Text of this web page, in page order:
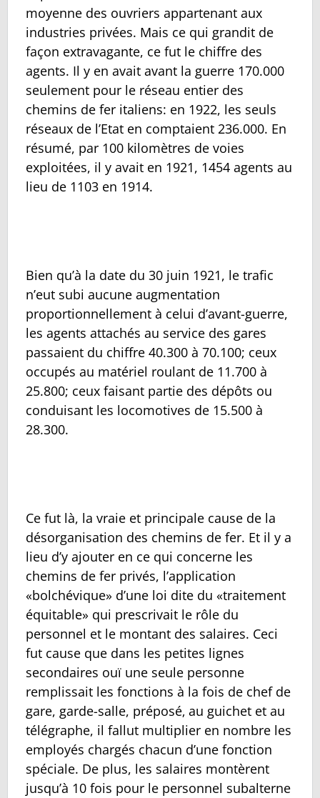
moyenne des ouvriers appartenant aux
industries privées. Mais ce qui grandit de
façon extravagante, ce fut le chiffre des
agents. Il y en avait avant la guerre 170.000
seulement pour le réseau entier des
chemins de fer italiens: en 1922, les seuls
réseaux de l’Etat en comptaient 236.000. En
résumé, par 100 kilomètres de voies
exploitées, il y avait en 1921, 1454 agents au
lieu de 1103 en 1914.
Bien qu’à la date du 30 juin 1921, le trafic
n’eut subi aucune augmentation
proportionnellement à celui d’avant-guerre,
les agents attachés au service des gares
passaient du chiffre 40.300 à 70.100; ceux
occupés au matériel roulant de 11.700 à
25.800; ceux faisant partie des dépôts ou
conduisant les locomotives de 15.500 à
28.300.
Ce fut là, la vraie et principale cause de la
désorganisation des chemins de fer. Et il y a
lieu d’y ajouter en ce qui concerne les
chemins de fer privés, l’application
«bolchévique» d’une loi dite du «traitement
équitable» qui prescrivait le rôle du
personnel et le montant des salaires. Ceci
fut cause que dans les petites lignes
secondaires ouï une seule personne
remplissait les fonctions à la fois de chef de
gare, garde-salle, préposé‚ au guichet et au
télégraphe, il fallut multiplier en nombre les
employés chargés chacun d’une fonction
spéciale. De plus, les salaires montèrent
jusqu’à 10 fois pour le personnel subalterne